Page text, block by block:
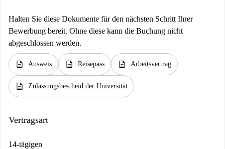
Halten Sie diese Dokumente für den nächsten Schritt Ihrer
Bewerbung bereit. Ohne diese kann die Buchung nicht
abgeschlossen werden.
description Ausweis description Reisepass description Arbeitsvertrag
description Zulassungsbescheid der Universität
Vertragsart
14-tägigen